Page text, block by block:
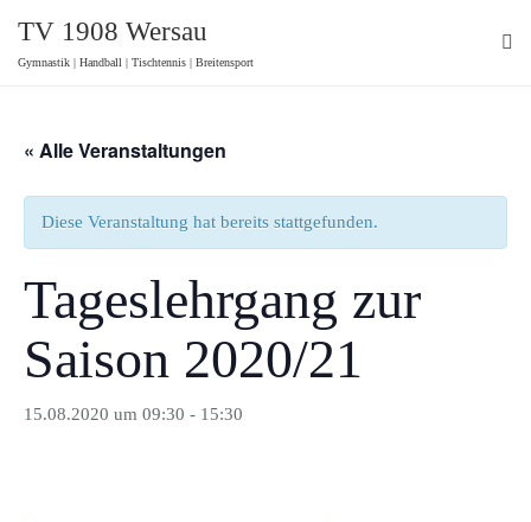
TV 1908 Wersau
Gymnastik | Handball | Tischtennis | Breitensport
« Alle Veranstaltungen
Diese Veranstaltung hat bereits stattgefunden.
Tageslehrgang zur
Saison 2020/21
15.08.2020 um 09:30 - 15:30